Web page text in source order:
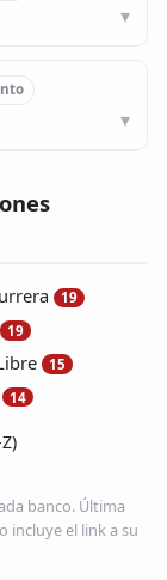
19
19
15
14
banco. Última
incluye el link a su